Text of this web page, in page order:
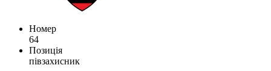
Номер
64
Позиція
півзахисник